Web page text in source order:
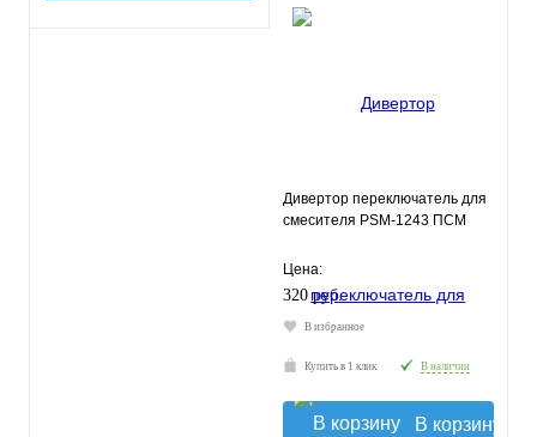
Дивертор переключатель для
смесителя PSM-1243 ПСМ
Цена:
320 руб.
В избранное
Купить в 1 клик В наличии
В корзину